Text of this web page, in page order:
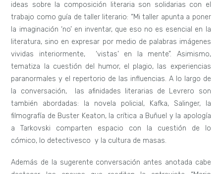
ideas sobre la composición literaria son solidarias con el
trabajo como guía de taller literario: “Mi taller apunta a poner
la imaginación ‘no’ en inventar, que eso no es esencial en la
literatura, sino en expresar por medio de palabras imágenes
vividas interiormente, ‘vistas’ en la mente”. Asimismo,
tematiza la cuestión del humor, el plagio, las experiencias
paranormales y el repertorio de las influencias. A lo largo de
la conversación, las afinidades literarias de Levrero son
también abordadas: la novela policial, Kafka, Salinger, la
filmografía de Buster Keaton, la crítica a Buñuel y la apología
a Tarkovski comparten espacio con la cuestión de lo
cómico, lo detectivesco y la cultura de masas.
Además de la sugerente conversación antes anotada cabe